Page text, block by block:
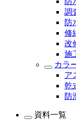
調
防
修
改
施
カラ
ア
乾
防
資料一覧